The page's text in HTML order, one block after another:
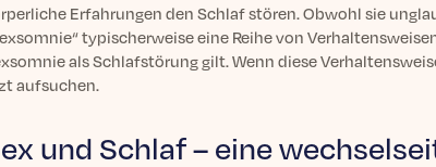
Erfahrungen den Schlaf stören. Obwohl sie
typischerweise eine Reihe von
als Schlafstörung gilt. Wenn diese
aufsuchen.
und Schlaf – eine